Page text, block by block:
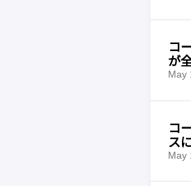
コ
が
May
コ
ス
May